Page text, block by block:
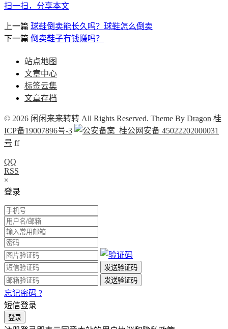
扫一扫，分享本文
上一篇 球鞋倒卖能长久吗？球鞋怎么倒卖
下一篇 倒卖鞋子有钱赚吗？
站点地图
文章中心
标签云集
文章存档
© 2026 闲闲来来转转 All Rights Reserved. Theme By Dragon 桂
ICP备19007896号-3
桂公网安备 45022202000031
号 ff
QQ
RSS
×
登录
忘记密码 ?
短信登录